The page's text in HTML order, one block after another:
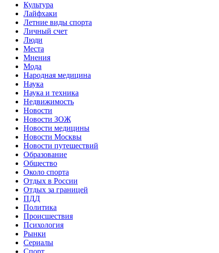
Культура
Лайфхаки
Летние виды спорта
Личный счет
Люди
Места
Мнения
Мода
Народная медицина
Наука
Наука и техника
Недвижимость
Новости
Новости ЗОЖ
Новости медицины
Новости Москвы
Новости путешествий
Образование
Общество
Около спорта
Отдых в России
Отдых за границей
ПДД
Политика
Происшествия
Психология
Рынки
Сериалы
Спорт